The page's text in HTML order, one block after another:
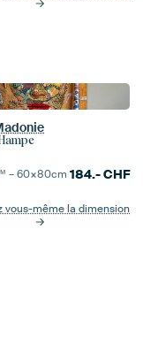
–60×80cm 184.-CHF
vous-même la dimension